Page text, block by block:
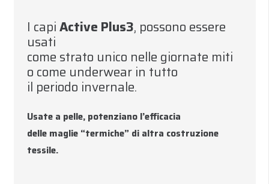
I capiActive Plus3, possono essere
usati
come strato unico nelle giornate miti
o come underwear in tutto
il periodo invernale.
Usate a pelle, potenziano l’efficacia
delle maglie “termiche” di altra costruzione
tessile.